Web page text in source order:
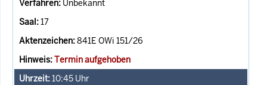
Unbekannt
17
841E OWi 151/26
Termin aufgehoben
10:45 Uhr